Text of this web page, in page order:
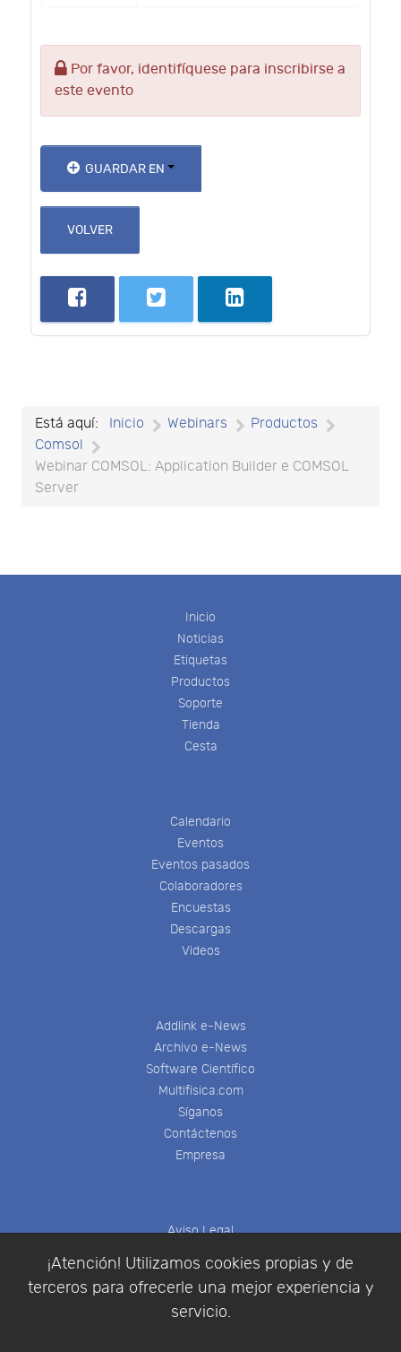
¡Atención! Utilizamos cookies propias y de
terceros para ofrecerle una mejor experiencia y
servicio.
Por favor, identifíquese para inscribirse a
este evento
GUARDAR EN
VOLVER
Está aquí: Inicio Webinars
Productos
Comsol
Webinar COMSOL: Application Builder e COMSOL
Server
Inicio
Noticias
Etiquetas
Productos
Soporte
Tienda
Cesta
Calendario
Eventos
Eventos pasados
Colaboradores
Encuestas
Descargas
Videos
Addlink e-News
Archivo e-News
Software Científico
Multifisica.com
Síganos
Contáctenos
Empresa
Aviso Legal
Política de Privacidad
Condiciones de compra
Identificarse